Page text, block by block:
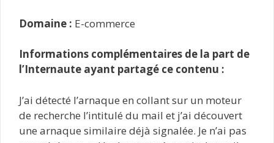
Domaine : E-commerce
Informations complémentaires de la part de
l’Internaute ayant partagé ce contenu :
J’ai détecté l’arnaque en collant sur un moteur
de recherche l’intitulé du mail et j’ai découvert
une arnaque similaire déjà signalée. Je n’ai pas